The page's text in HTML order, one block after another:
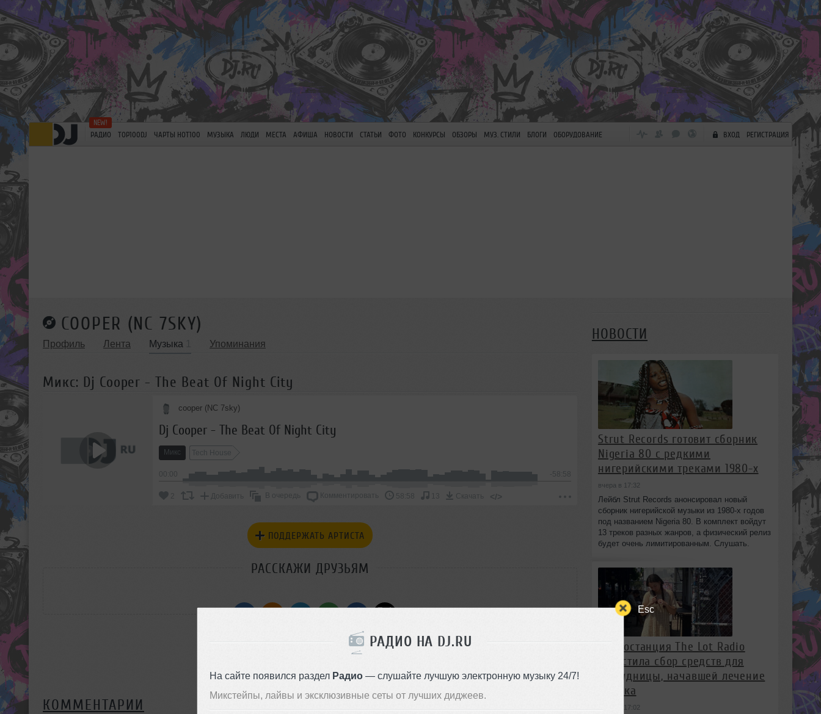
Esc
РАДИО НА DJ.RU
На сайте появился раздел Радио— слушайте лучшую электронную музыку 24/7!
Микстейпы, лайвы и эксклюзивные сеты от лучших диджеев.
РАДИО TOP100DJ ЧАРТЫ HOT100 МУЗЫКА ЛЮДИ МЕСТА АФИША НОВОСТИ СТАТЬИ ФОТО КОНКУРСЫ ОБЗОРЫ МУЗ. СТИЛИ БЛОГИ ОБОРУДОВАНИЕ ВХОД РЕГИСТРАЦИЯ
COOPER (NC 7SKY)
Профиль Лента Музыка Упоминания
Микс: Dj Cooper - The Beat Of Night City
cooper (NC 7sky)
Dj Cooper - The Beat Of Night City
Микс Tech House
-58:58
2 Добавить В очередь Комментировать 58:58 13 Скачать </>
ПОДДЕРЖАТЬ АРТИСТА
РАССКАЖИ ДРУЗЬЯМ
Стиль:
КОММЕНТАРИИ
НОВОСТИ
Strut Records готовит сборник
Nigeria 80 с редкими
нигерийскими треками 1980-х
вчера в 17:32
Лейбл Strut Records анонсировал новый
сборник нигерийской музыки из 1980-х годов
под названием Nigeria 80. В комплект войдут
13 треков разных жанров, а физический релиз
будет очень лимитированным. Слушать.
Радиостанция The Lot Radio
запустила сбор средств для
сотрудницы, начавшей лечение
от рака
вчера в 17:02